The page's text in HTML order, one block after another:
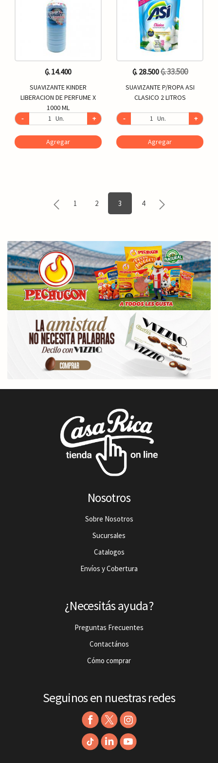
₲. 14.400
SUAVIZANTE KINDER
LIBERACION DE PERFUME X
1000 ML
-
Un. +
Agregar
₲. 28.500₲. 33.500
SUAVIZANTE P/ROPA ASI
CLASICO 2 LITROS
- Un. +
Agregar
1 2 3 4
Nosotros
Sobre Nosotros
Sucursales
Catalogos
Envíos y Cobertura
¿Necesitás ayuda?
Preguntas Frecuentes
Contactános
Cómo comprar
Seguinos en nuestras redes